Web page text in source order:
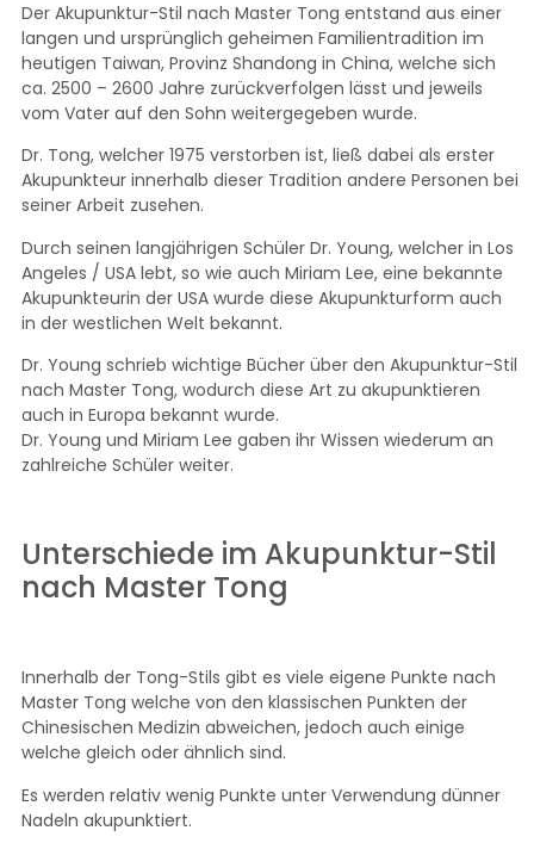
Der Akupunktur-Stil nach Master Tong entstand aus einer
langen und ursprünglich geheimen Familientradition im
heutigen Taiwan, Provinz Shandong in China, welche sich
ca. 2500 – 2600 Jahre zurückverfolgen lässt und jeweils
vom Vater auf den Sohn weitergegeben wurde.
Dr. Tong, welcher 1975 verstorben ist, ließ dabei als erster
Akupunkteur innerhalb dieser Tradition andere Personen bei
seiner Arbeit zusehen.
Durch seinen langjährigen Schüler Dr. Young, welcher in Los
Angeles / USA lebt, so wie auch Miriam Lee, eine bekannte
Akupunkteurin der USA wurde diese Akupunkturform auch
in der westlichen Welt bekannt.
Dr. Young schrieb wichtige Bücher über den Akupunktur-Stil
nach Master Tong, wodurch diese Art zu akupunktieren
auch in Europa bekannt wurde.
Dr. Young und Miriam Lee gaben ihr Wissen wiederum an
zahlreiche Schüler weiter.
Unterschiede im Akupunktur-Stil
nach Master Tong
Innerhalb der Tong-Stils gibt es viele eigene Punkte nach
Master Tong welche von den klassischen Punkten der
Chinesischen Medizin abweichen, jedoch auch einige
welche gleich oder ähnlich sind.
Es werden relativ wenig Punkte unter Verwendung dünner
Nadeln akupunktiert.